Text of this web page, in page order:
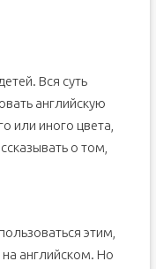
Вся суть
английскую
или иного цвета,
о том,
этим,
английском. Но